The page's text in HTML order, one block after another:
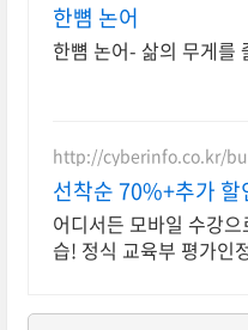
한뼘 논어
한뼘 논어- 삶의 무게를
http://cyberinfo.co.kr/
선착순 70%+추가
시까지 상담가능!
어디서든 모바일 수강으
습! 정식 교육부 평가인